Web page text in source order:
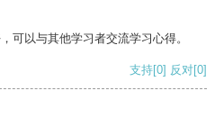
可以与其他学习者交流学习心得。
支持[0] 反对[0]